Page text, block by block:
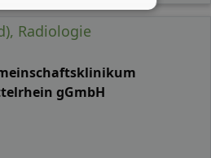
Radiologie
gGmbH